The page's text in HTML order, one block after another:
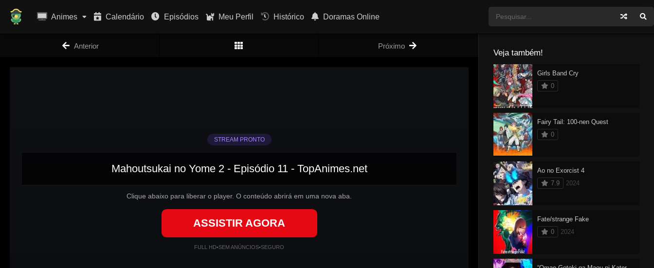
Animes Calendário Episódios Meu Perfil Histórico Doramas Online
Anterior Próximo
STREAM PRONTO
Mahoutsukai no Yome 2 - Episódio 11 - TopAnimes.net
Clique abaixo para liberar o player. O conteúdo abrirá em uma nova aba.
ASSISTIR AGORA
FULL HD•SEM ANÚNCIOS•SEGURO
Veja também!
Girls Band Cry
0
Fairy Tail: 100-nen Quest
0
Ao no Exorcist 4
7.9
2024
Fate/strange Fake
0
2024